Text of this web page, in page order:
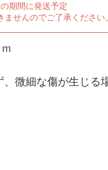
期間に発送予定
せんのでご了承ください。
微細な傷が生じる